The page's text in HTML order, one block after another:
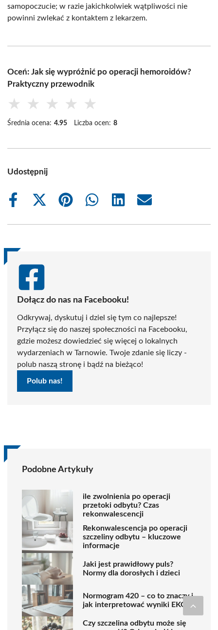
samopoczucie; w razie jakichkolwiek wątpliwości nie
powinni zwlekać z kontaktem z lekarzem.
Oceń: Jak się wypróżnić po operacji hemoroidów?
Praktyczny przewodnik
★ ★ ★ ★ ★
Średnia ocena: 4.95 Liczba ocen: 8
Udostępnij
Share
Share
(Twitter)
Share
Share
Share
Share
Dołącz do nas na Facebooku!
Odkrywaj, dyskutuj i dziel się tym co najlepsze!
Przyłącz się do naszej społeczności na Facebooku,
gdzie możesz dowiedzieć się więcej o lokalnych
wydarzeniach w Tarnowie. Twoje zdanie się liczy -
polub naszą stronę i bądź na bieżąco!
Polub nas!
Podobne Artykuły
ile zwolnienia po operacji
przetoki odbytu? Czas
rekonwalescencji
Rekonwalescencja po operacji
szczeliny odbytu – kluczowe
informacje
Jaki jest prawidłowy puls?
Normy dla dorosłych i dzieci
Normogram 420 – co to znaczy i
jak interpretować wyniki EKG?
Czy szczelina odbytu może się